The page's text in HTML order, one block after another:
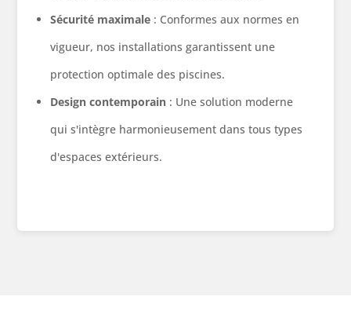
Sécurité maximale : Conformes aux normes en
vigueur, nos installations garantissent une
protection optimale des piscines.
Design contemporain : Une solution moderne
qui s'intègre harmonieusement dans tous types
d'espaces extérieurs.